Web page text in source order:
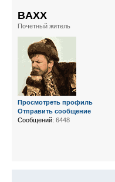
BAXX
Почетный житель
Просмотреть профиль
Отправить сообщение
Сообщений: 6448